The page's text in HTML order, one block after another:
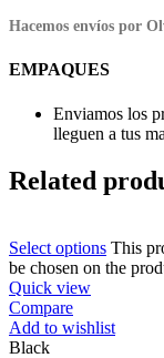
Hacemos envíos por
EMPAQUES
Enviamos los
lleguen a tus
Related
Select options This
be chosen on the
Quick view
Compare
Add to wishlist
Black